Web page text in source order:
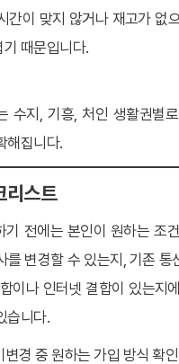
간이 맞지 않거나 재고가 없
때문입니다.
수지, 기흥, 처인 생활권별
해집니다.
리스트
기 전에는 본인이 원하는 조
를 변경할 수 있는지, 기존 통
이나 인터넷 결합이 있는지
습니다.
변경 중 원하는 가입 방식 확인